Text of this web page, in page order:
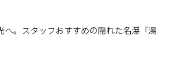
へ。スタッフおすすめの隠れた名瀑「湯